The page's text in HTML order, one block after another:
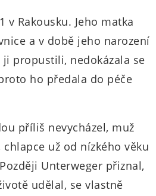
v Rakousku. Jeho matka
a v době jeho narození
ji propustili, nedokázala se
ho předala do péče
příliš nevycházel, muž
už od nízkého věku
Unterweger přiznal,
udělal, se vlastně